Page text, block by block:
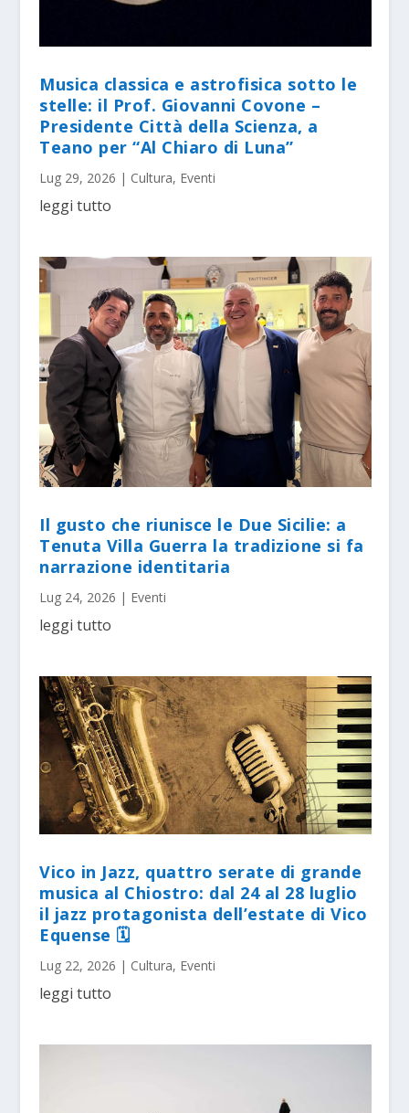
Musica classica e astrofisica sotto le
stelle: il Prof. Giovanni Covone –
Presidente Città della Scienza, a
Teano per “Al Chiaro di Luna”
Lug 29, 2026 | Cultura, Eventi
leggi tutto
Il gusto che riunisce le Due Sicilie: a
Tenuta Villa Guerra la tradizione si fa
narrazione identitaria
Lug 24, 2026 | Eventi
leggi tutto
Vico in Jazz, quattro serate di grande
musica al Chiostro: dal 24 al 28 luglio
il jazz protagonista dell’estate di Vico
Equense 🗓
Lug 22, 2026 | Cultura, Eventi
leggi tutto